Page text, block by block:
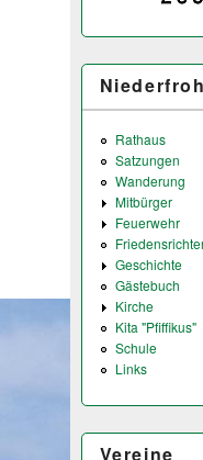
Rathaus
Satzungen
Wanderung
Mitbürger
Feuerwehr
Geschichte
Gästebuch
Kirche
Kita "Pfiffikus"
Schule
Links
Vereine